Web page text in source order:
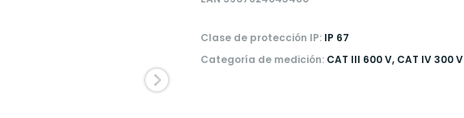
Clase de protección IP: IP 67
Categoría de medición: CAT III 600 V, CAT IV 300 V